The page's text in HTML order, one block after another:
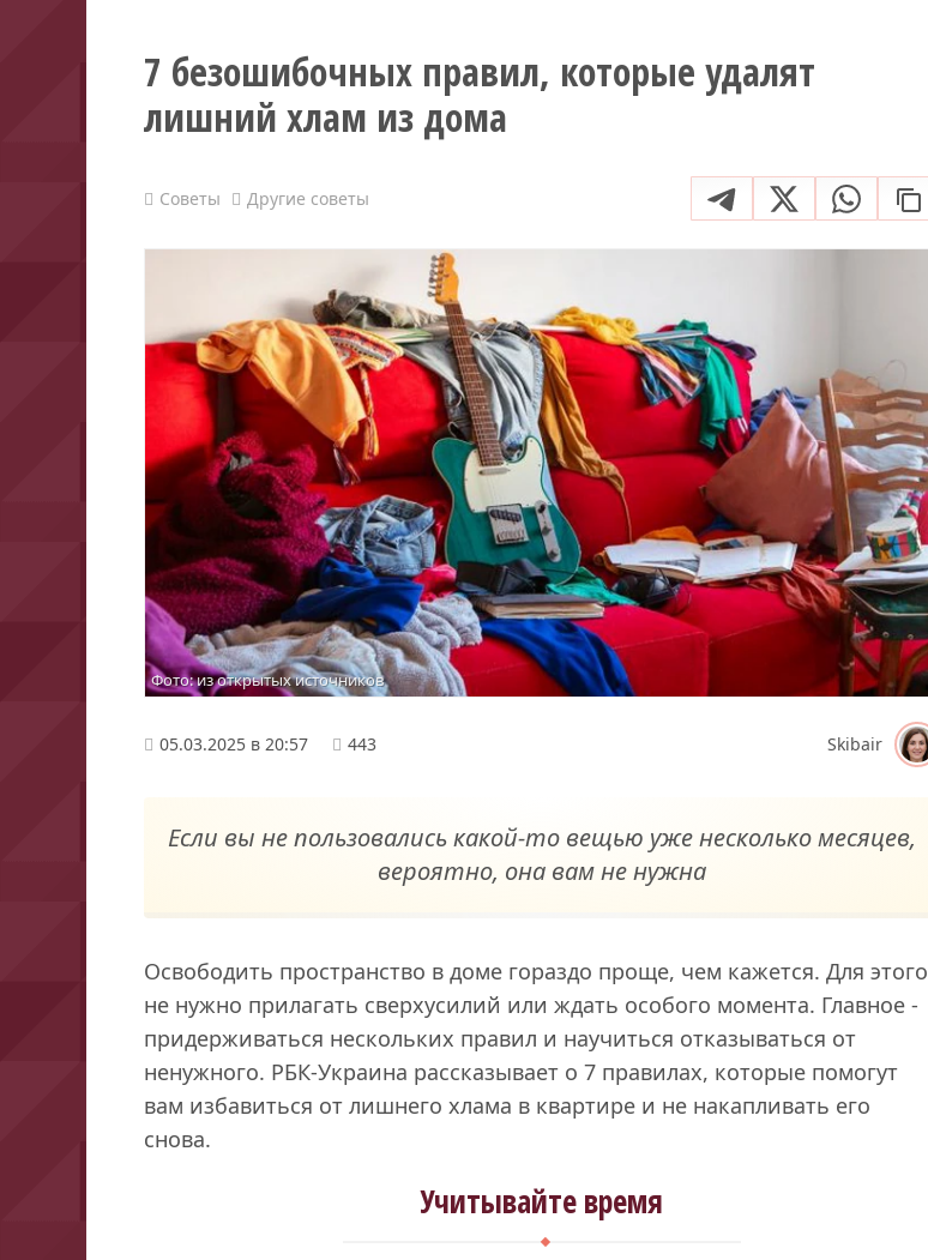
7 безошибочных правил, которые удалят
лишний хлам из дома
Советы Другие советы
Фото: из открытых источников
05.03.2025 в 20:57 443 Skibair
Если вы не пользовались какой-то вещью уже несколько месяцев,
вероятно, она вам не нужна
Освободить пространство в доме гораздо проще, чем кажется. Для этого
не нужно прилагать сверхусилий или ждать особого момента. Главное -
придерживаться нескольких правил и научиться отказываться от
ненужного. РБК-Украина рассказывает о 7 правилах, которые помогут
вам избавиться от лишнего хлама в квартире и не накапливать его
снова.
Учитывайте время